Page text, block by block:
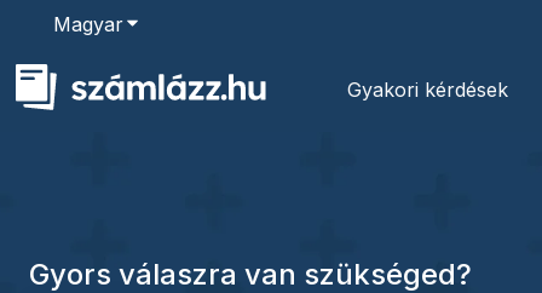
MagyarAlmenü megjelenítése fordításokhoz
Gyakori kérdések
Gyors válaszra van szükséged?